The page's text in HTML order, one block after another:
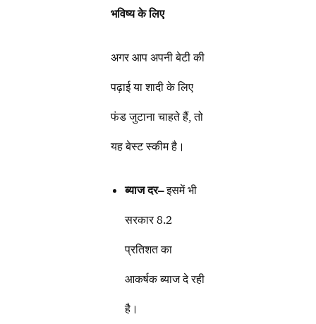
भविष्य के लिए
अगर आप अपनी बेटी की
पढ़ाई या शादी के लिए
फंड जुटाना चाहते हैं, तो
यह बेस्ट स्कीम है।
ब्याज दर–इसमें भी
सरकार 8.2
प्रतिशत का
आकर्षक ब्याज दे रही
है।